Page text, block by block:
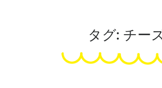
タグ: チー